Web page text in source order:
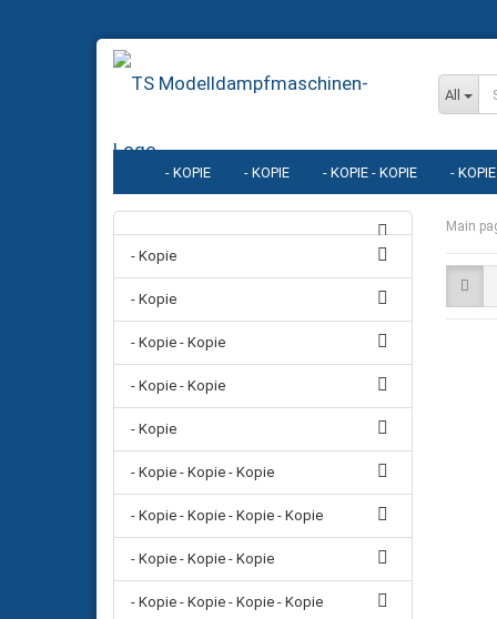
All
- KOPIE - KOPIE - KOPIE - KOPIE -
- KOPIE - KOPIE - KOPIE - KOPIE - KOPIE - KOPIE -
- KOPIE - KOPIE - KOPIE - KOPIE - KOPIE - KOPIE -
Main
- Kopie
- Kopie
- Kopie - Kopie
- Kopie - Kopie
- Kopie
- Kopie - Kopie - Kopie
- Kopie - Kopie - Kopie - Kopie
- Kopie - Kopie - Kopie
- Kopie - Kopie - Kopie - Kopie